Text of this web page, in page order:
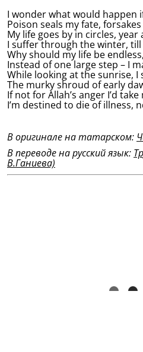
I wonder what would happen
Poison seals my fate,
My life goes by in circles, year
I suffer through the winter, till
Why should my life be
Instead of one large step – I
While looking at the sunrise, I
The murky shroud of early
If not for Allah’s anger I’d
I’m destined to die of illness,
В оригинале на татарском:
В переводе на русский язык:
В.Ганиева)